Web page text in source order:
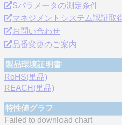
Sパラメータの測定条件
マネジメントシステム認証取
お問い合わせ
品番変更のご案内
製品環境証明書
RoHS(単品)
REACH(単品)
特性値グラフ
Failed to download chart